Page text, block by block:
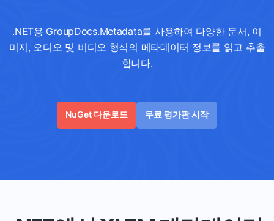
.NET용 GroupDocs.Metadata를 사용하여 다양한 문서, 이
미지, 오디오 및 비디오 형식의 메타데이터 정보를 읽고 추출
합니다.
NuGet 다운로드 무료 평가판 시작